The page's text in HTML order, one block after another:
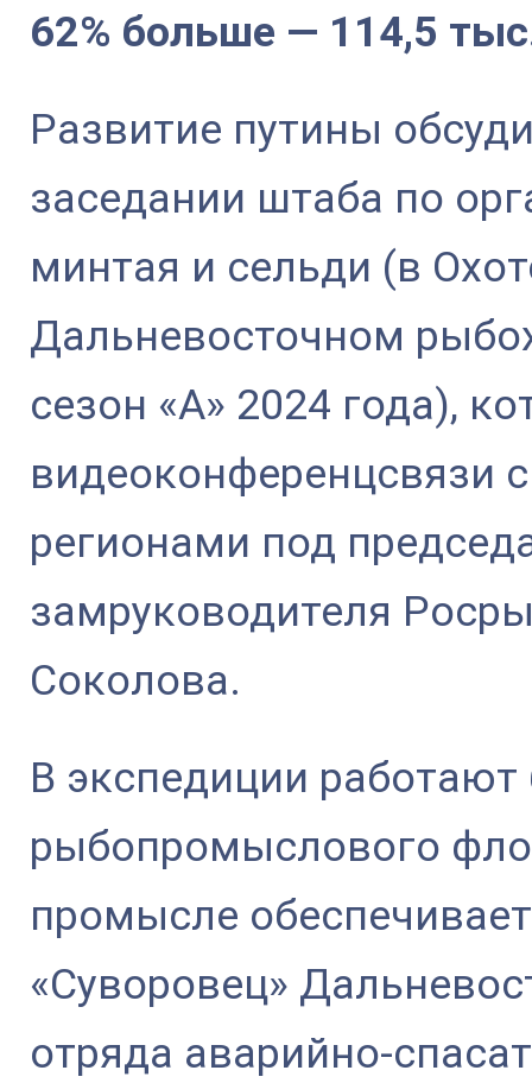
62% больше — 114,5
Развитие путины
заседании штаба по
минтая и сельди (в
Дальневосточном
сезон «А» 2024 года),
видеоконференцсвязи
регионами под
замруководителя
Соколова.
В экспедиции работают
рыбопромыслового
промысле
«Суворовец»
отряда аварийно-